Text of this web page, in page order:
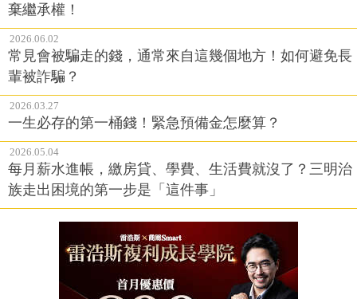
棄繼承權！
2026.06.02
常見會被騙走的錢，通常來自這幾個地方！如何避免長
輩被詐騙？
2026.03.27
一生必存的第一桶錢！緊急預備金怎麼算？
2026.05.04
每月薪水進帳，繳房貸、學費、生活費就沒了？三明治
族走出困境的第一步是「這件事」